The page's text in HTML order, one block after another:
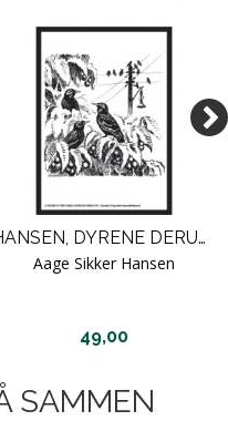
HANSEN, DYRENE DERUDE - AUGUST / H 22
Aage Sikker Hansen
49,00
SAMMEN